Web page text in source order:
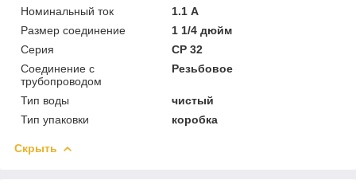
Номинальный ток
1.1 А
Размер соединение
1 1/4 дюйм
Серия
CP 32
Соединение с
трубопроводом
Резьбовое
Тип воды
чистый
Тип упаковки
коробка
Скрыть